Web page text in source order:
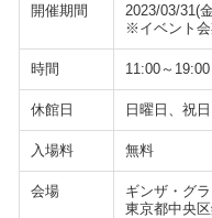
開催期間
2023/03/31(
※イベント
時間 11:00～19:00
休館日 日曜日、祝日
入場料 無料
会場
ギンザ・グ
東京都中央